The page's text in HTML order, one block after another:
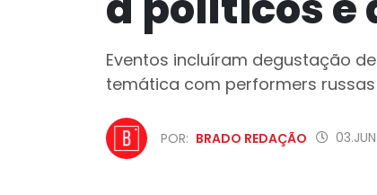
Eventos incluíram degustação
temática com performers
POR: BRADO REDAÇÃO